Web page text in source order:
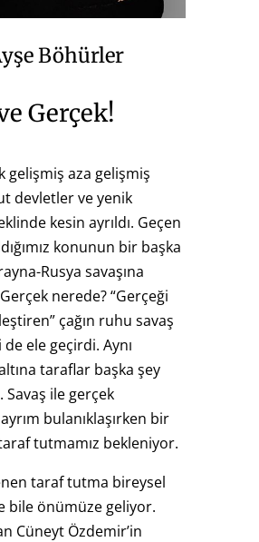
Böhürler
Gerçek!
gelişmiş aza gelişmiş
devletler ve yenik
kesin ayrıldı. Geçen
konunun bir başka
Rusya savaşına
nerede? “Gerçeği
çağın ruhu savaş
ele geçirdi. Aynı
taraflar başka şey
ile gerçek
bulanıklaşırken bir
tutmamız bekleniyor.
taraf tutma bireysel
bile önümüze geliyor.
Cüneyt Özdemir’in